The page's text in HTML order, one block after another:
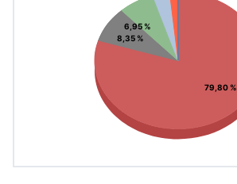
View as data table, Chart
79,80 %
8,35 %
6,95 %